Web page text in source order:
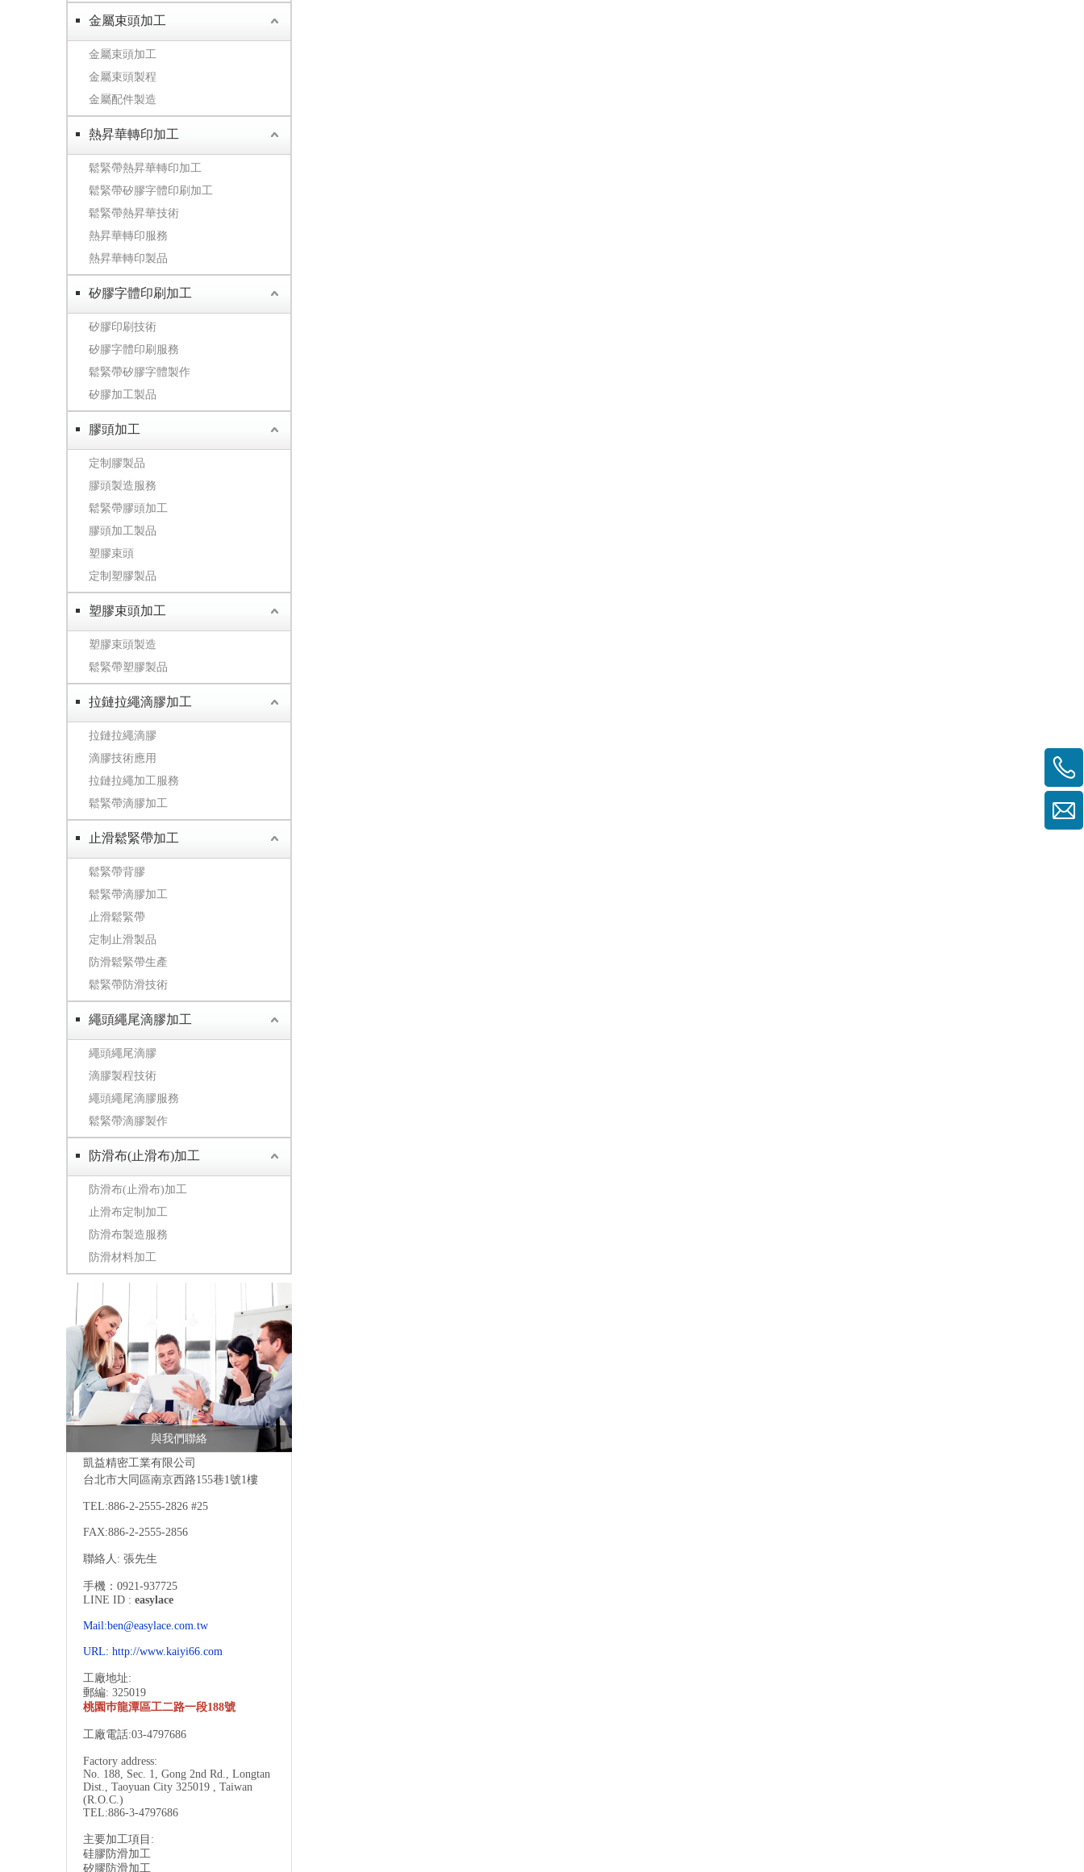
金屬束頭加工
金屬束頭加工
金屬束頭製程
金屬配件製造
熱昇華轉印加工
鬆緊帶熱昇華轉印加工
鬆緊帶矽膠字體印刷加工
鬆緊帶熱昇華技術
熱昇華轉印服務
熱昇華轉印製品
矽膠字體印刷加工
矽膠印刷技術
矽膠字體印刷服務
鬆緊帶矽膠字體製作
矽膠加工製品
膠頭加工
定制膠製品
膠頭製造服務
鬆緊帶膠頭加工
膠頭加工製品
塑膠束頭
定制塑膠製品
塑膠束頭加工
塑膠束頭製造
鬆緊帶塑膠製品
拉鏈拉繩滴膠加工
拉鏈拉繩滴膠
滴膠技術應用
拉鏈拉繩加工服務
鬆緊帶滴膠加工
止滑鬆緊帶加工
鬆緊帶背膠
鬆緊帶滴膠加工
止滑鬆緊帶
定制止滑製品
防滑鬆緊帶生產
鬆緊帶防滑技術
繩頭繩尾滴膠加工
繩頭繩尾滴膠
滴膠製程技術
繩頭繩尾滴膠服務
鬆緊帶滴膠製作
防滑布(止滑布)加工
防滑布(止滑布)加工
止滑布定制加工
防滑布製造服務
防滑材料加工
與我們聯絡
凱益精密工業有限公司
台北市大同區南京西路155巷1號1樓
TEL:886-2-2555-2826 #25
FAX:886-2-2555-2856
聯絡人: 張先生
手機：0921-937725
LINE ID : easylace
Mail:ben@easylace.com.tw
URL: http://www.kaiyi66.com
工廠地址:
郵編: 325019
桃園巿龍潭區工二路一段188號
工廠電話:03-4797686
Factory address:
No. 188, Sec. 1, Gong 2nd Rd., Longtan
Dist., Taoyuan City 325019 , Taiwan
(R.O.C.)
TEL:886-3-4797686
主要加工項目:
硅膠防滑加工
矽膠防滑加工